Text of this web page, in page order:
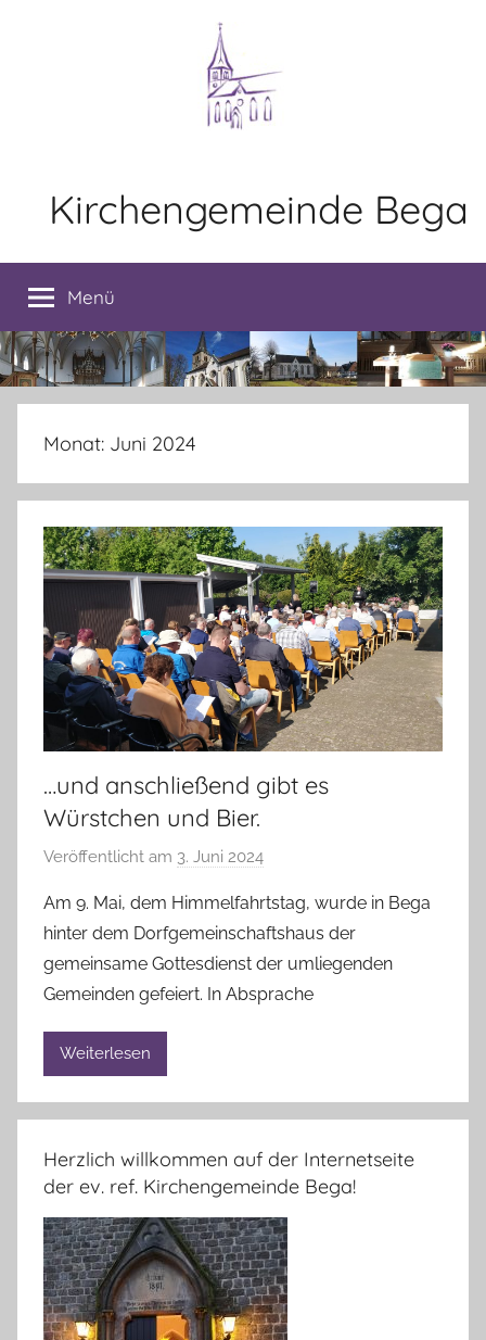
Kirchengemeinde Bega
Menü
Monat: Juni 2024
…und anschließend gibt es
Würstchen und Bier.
Veröffentlicht am 3. Juni 2024
n
A
n
n
a
n
d
t
v
Am 9. Mai, dem Himmelfahrtstag, wurde in Bega
hinter dem Dorfgemeinschaftshaus der
gemeinsame Gottesdienst der umliegenden
Gemeinden gefeiert. In Absprache
Weiterlesen
Herzlich willkommen auf der Internetseite
der ev. ref. Kirchengemeinde Bega!